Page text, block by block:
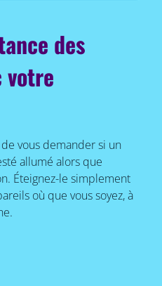
des
votre
vous demander si un
allumé alors que
Éteignez-le simplement
où que vous soyez, à